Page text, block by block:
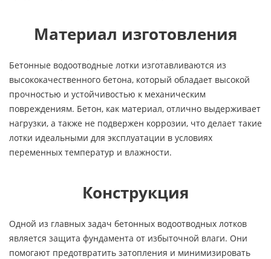
Материал изготовления
Бетонные водоотводные лотки изготавливаются из
высококачественного бетона, который обладает высокой
прочностью и устойчивостью к механическим
повреждениям. Бетон, как материал, отлично выдерживает
нагрузки, а также не подвержен коррозии, что делает такие
лотки идеальными для эксплуатации в условиях
переменных температур и влажности.
Конструкция
Одной из главных задач бетонных водоотводных лотков
является защита фундамента от избыточной влаги. Они
помогают предотвратить затопления и минимизировать